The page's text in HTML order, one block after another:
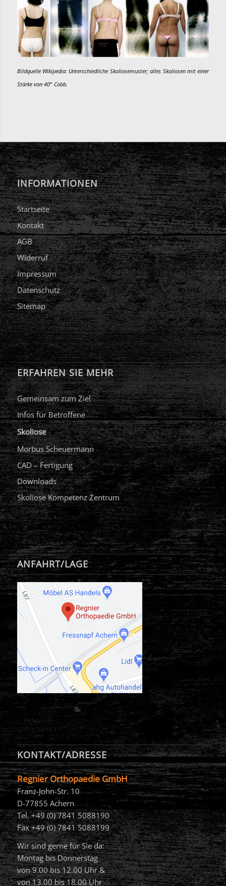
Bildquelle Wikipedia: Unterschiedliche Skoliosemuster; alles Skoliosen mit einer
Stärke von 40° Cobb.
INFORMATIONEN
Startseite
Kontakt
AGB
Widerruf
Impressum
Datenschutz
Sitemap
ERFAHREN SIE MEHR
Gemeinsam zum Ziel
Infos für Betroffene
Skoliose
Morbus Scheuermann
CAD – Fertigung
Downloads
Skoliose Kompetenz Zentrum
ANFAHRT/LAGE
KONTAKT/ADRESSE
Regnier Orthopaedie GmbH
Franz-John-Str. 10
D-77855 Achern
Tel. +49 (0) 7841 5088190
Fax +49 (0) 7841 5088199
Wir sind gerne für Sie da:
Montag bis Donnerstag
von 9.00 bis 12.00 Uhr &
von 13.00 bis 18.00 Uhr